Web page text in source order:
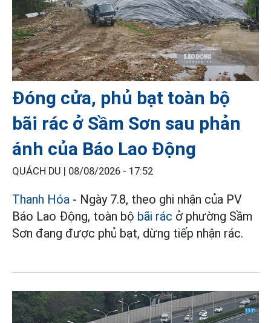
Đóng cửa, phủ bạt toàn bộ
bãi rác ở Sầm Sơn sau phản
ánh của Báo Lao Động
QUÁCH DU | 08/08/2026 - 17:52
Thanh Hóa - Ngày 7.8, theo ghi nhận của PV
Báo Lao Động, toàn bộ bãi rác ở phường Sầm
Sơn đang được phủ bạt, dừng tiếp nhận rác.